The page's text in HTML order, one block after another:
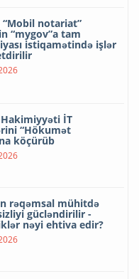
notariat”
“mygov”a tam
istiqamətində işlər
Hakimiyyəti İT
“Hökumət
köçürüb
rəqəmsal mühitdə
gücləndirilir -
nəyi ehtiva edir?